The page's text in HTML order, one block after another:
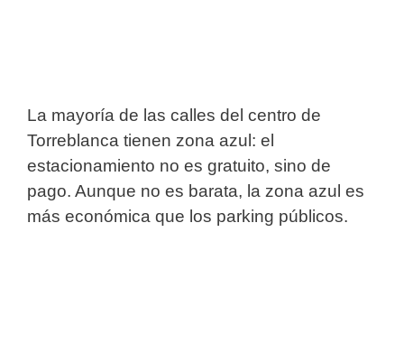
La mayoría de las calles del centro de
Torreblanca tienen zona azul: el
estacionamiento no es gratuito, sino de
pago. Aunque no es barata, la zona azul es
más económica que los parking públicos.